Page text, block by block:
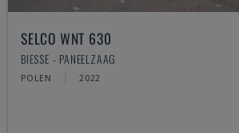
SELCO WNT 630
BIESSE - PANEELZAAG
POLEN 2022